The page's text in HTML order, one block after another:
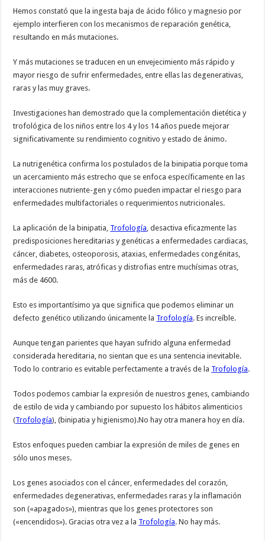
Hemos constató que la ingesta baja de ácido fólico y magnesio por
ejemplo interfieren con los mecanismos de reparación genética,
resultando en más mutaciones.
Y más mutaciones se traducen en un envejecimiento más rápido y
mayor riesgo de sufrir enfermedades, entre ellas las degenerativas,
raras y las muy graves.
Investigaciones han demostrado que la complementación dietética y
trofológica de los niños entre los 4 y los 14 años puede mejorar
significativamente su rendimiento cognitivo y estado de ánimo.
La nutrigenética confirma los postulados de la binipatia porque toma
un acercamiento más estrecho que se enfoca específicamente en las
interacciones nutriente-gen y cómo pueden impactar el riesgo para
enfermedades multifactoriales o requerimientos nutricionales.
La aplicación de la binipatia, Trofología, desactiva eficazmente las
predisposiciones hereditarias y genéticas a enfermedades cardiacas,
cáncer, diabetes, osteoporosis, ataxias, enfermedades congénitas,
enfermedades raras, atróficas y distrofias entre muchísimas otras,
más de 4600.
Esto es importantísimo ya que significa que podemos eliminar un
defecto genético utilizando únicamente la Trofología. Es increíble.
Aunque tengan parientes que hayan sufrido alguna enfermedad
considerada hereditaria, no sientan que es una sentencia inevitable.
Todo lo contrario es evitable perfectamente a través de la Trofología.
Todos podemos cambiar la expresión de nuestros genes, cambiando
de estilo de vida y cambiando por supuesto los hábitos alimenticios
(Trofología), (binipatia y higienismo).No hay otra manera hoy en día.
Estos enfoques pueden cambiar la expresión de miles de genes en
sólo unos meses.
Los genes asociados con el cáncer, enfermedades del corazón,
enfermedades degenerativas, enfermedades raras y la inflamación
son («apagados»), mientras que los genes protectores son
(«encendidos»). Gracias otra vez a la Trofología. No hay más.